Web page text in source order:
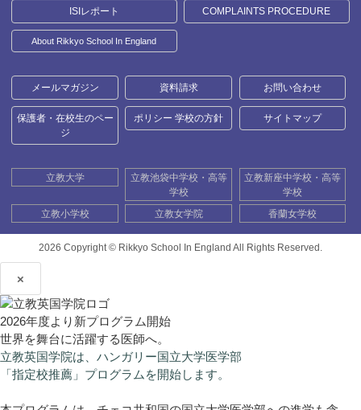
ISIレポート COMPLAINTS PROCEDURE
About Rikkyo School In England
メールマガジン 資料請求 お問い合わせ
保護者・在校生のペー
ジ
ポリシー 学校の方針 サイトマップ
立教大学
立教池袋中学校・高等
学校
立教新座中学校・高等
学校
立教小学校
立教女学院 香蘭女学校
2026 Copyright © Rikkyo School In England All Rights Reserved.
×
2026年度より新プログラム開始
世界を舞台に活躍する医師へ。
立教英国学院は、ハンガリー国立大学医学部
「指定校推薦」プログラムを開始します。